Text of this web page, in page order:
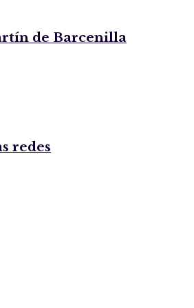
de Barcenilla
redes